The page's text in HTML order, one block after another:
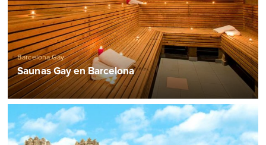
Barcelona Gay
Saunas Gay en Barcelona